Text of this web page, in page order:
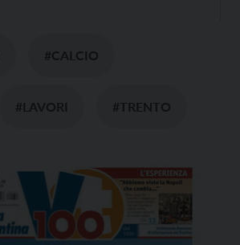
#CALCIO
#LAVORI #TRENTO